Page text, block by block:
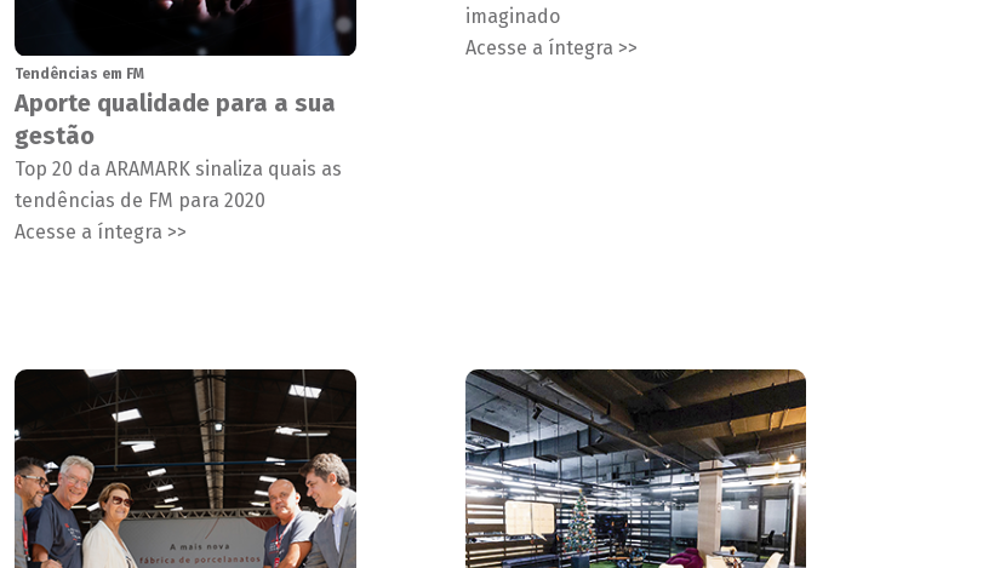
Tendências em FM
Aporte qualidade para a sua
gestão
Top 20 da ARAMARK sinaliza quais as
tendências de FM para 2020
Acesse a íntegra >>
imaginado
Acesse a íntegra >>